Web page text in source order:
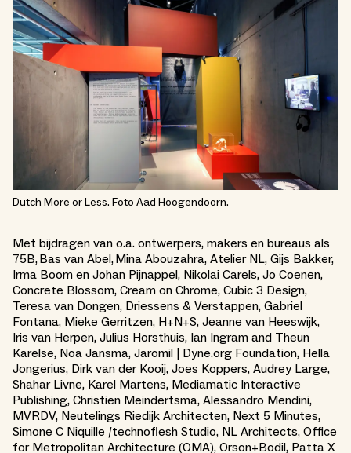
Dutch More or Less. Foto Aad Hoogendoorn.
Met bijdragen van o.a. ontwerpers, makers en bureaus als
75B, Bas van Abel, Mina Abouzahra, Atelier NL, Gijs Bakker,
Irma Boom en Johan Pijnappel, Nikolai Carels, Jo Coenen,
Concrete Blossom, Cream on Chrome, Cubic 3 Design,
Teresa van Dongen, Driessens & Verstappen, Gabriel
Fontana, Mieke Gerritzen, H+N+S, Jeanne van Heeswijk,
Iris van Herpen, Julius Horsthuis, Ian Ingram and Theun
Karelse, Noa Jansma, Jaromil | Dyne.org Foundation, Hella
Jongerius, Dirk van der Kooij, Joes Koppers, Audrey Large,
Shahar Livne, Karel Martens, Mediamatic Interactive
Publishing, Christien Meindertsma, Alessandro Mendini,
MVRDV, Neutelings Riedijk Architecten, Next 5 Minutes,
Simone C Niquille /technoflesh Studio, NL Architects, Office
for Metropolitan Architecture (OMA), Orson+Bodil, Patta X